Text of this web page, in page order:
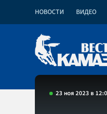
НОВОСТИ ВИДЕО
23 ноя 2023 в